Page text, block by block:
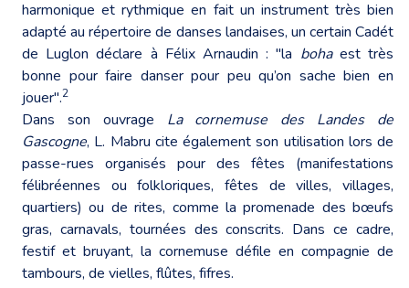
harmonique et rythmique en fait un instrument très bien
adapté au répertoire de danses landaises, un certain Cadét
de Luglon déclare à Félix Arnaudin : "la bohaest très
bonne pour faire danser pour peu qu’on sache bien en
jouer".2
Dans son ouvrage La cornemuse des Landes de
Gascogne, L. Mabru cite également son utilisation lors de
passe-rues organisés pour des fêtes (manifestations
félibréennes ou folkloriques, fêtes de villes, villages,
quartiers) ou de rites, comme la promenade des bœufs
gras, carnavals, tournées des conscrits. Dans ce cadre,
festif et bruyant, la cornemuse défile en compagnie de
tambours, de vielles, flûtes, fifres.